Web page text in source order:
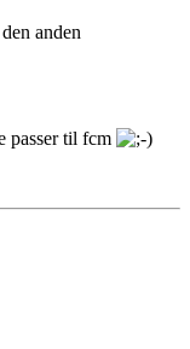
anden
passer til fcm